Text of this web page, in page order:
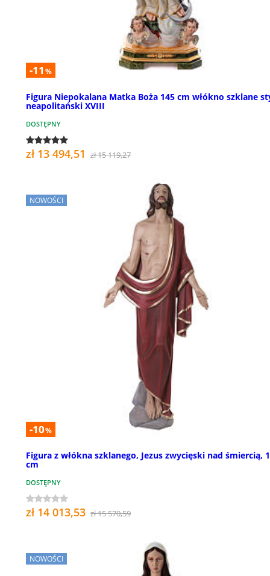
-11 %
Figura Niepokalana Matka Boża 145 cm włókno szklane
neapolitański XVIII
DOSTĘPNY
zł 13 494,51 zł 15 119,27
NOWOŚCI
-10%
Figura z włókna szklanego, Jezus zwycięski nad śmiercią,
cm
DOSTĘPNY
zł 14 013,53 zł 15 570,59
NOWOŚCI